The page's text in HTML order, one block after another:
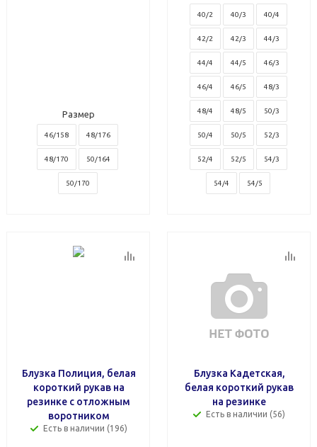
Размер
46/158 48/176
48/170 50/164
50/170
40/2 40/3 40/4
42/2 42/3 44/3
44/4 44/5 46/3
46/4 46/5 48/3
48/4 48/5 50/3
50/4 50/5 52/3
52/4 52/5 54/3
54/4 54/5
Блузка Полиция, белая
короткий рукав на
резинке с отложным
воротником
Есть в наличии (196)
Блузка Кадетская,
белая короткий рукав
на резинке
Есть в наличии (56)